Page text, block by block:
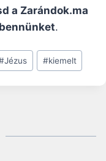
a Zarándok.ma
.
Jézus #kiemelt